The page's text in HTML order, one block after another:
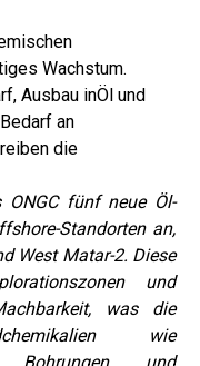
Wachstum.
Ausbau inÖl und
an
die
fünf neue Öl-
Standorten an,
West Matar-2. Diese
und
was die
wie